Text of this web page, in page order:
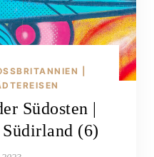
| I
Südosten |
(6)